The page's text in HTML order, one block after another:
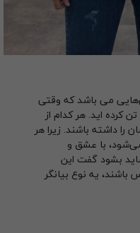
می باشد که وقتی
کرده اید. هر کدام از
را داشته باشند. زیرا هر
با عشق و
بشود گفت این
باشند، یه نوع بیانگر